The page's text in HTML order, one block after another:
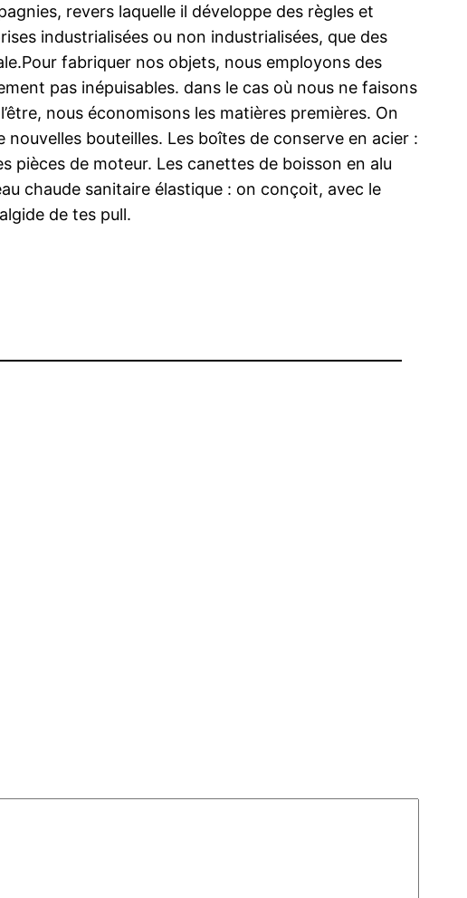
revers laquelle il développe des règles et
industrialisées ou non industrialisées, que des
fabriquer nos objets, nous employons des
pas inépuisables. dans le cas où nous ne faisons
nous économisons les matières premières. On
bouteilles. Les boîtes de conserve en acier :
pièces de moteur. Les canettes de boisson en alu
chaude sanitaire élastique : on conçoit, avec le
de tes pull.